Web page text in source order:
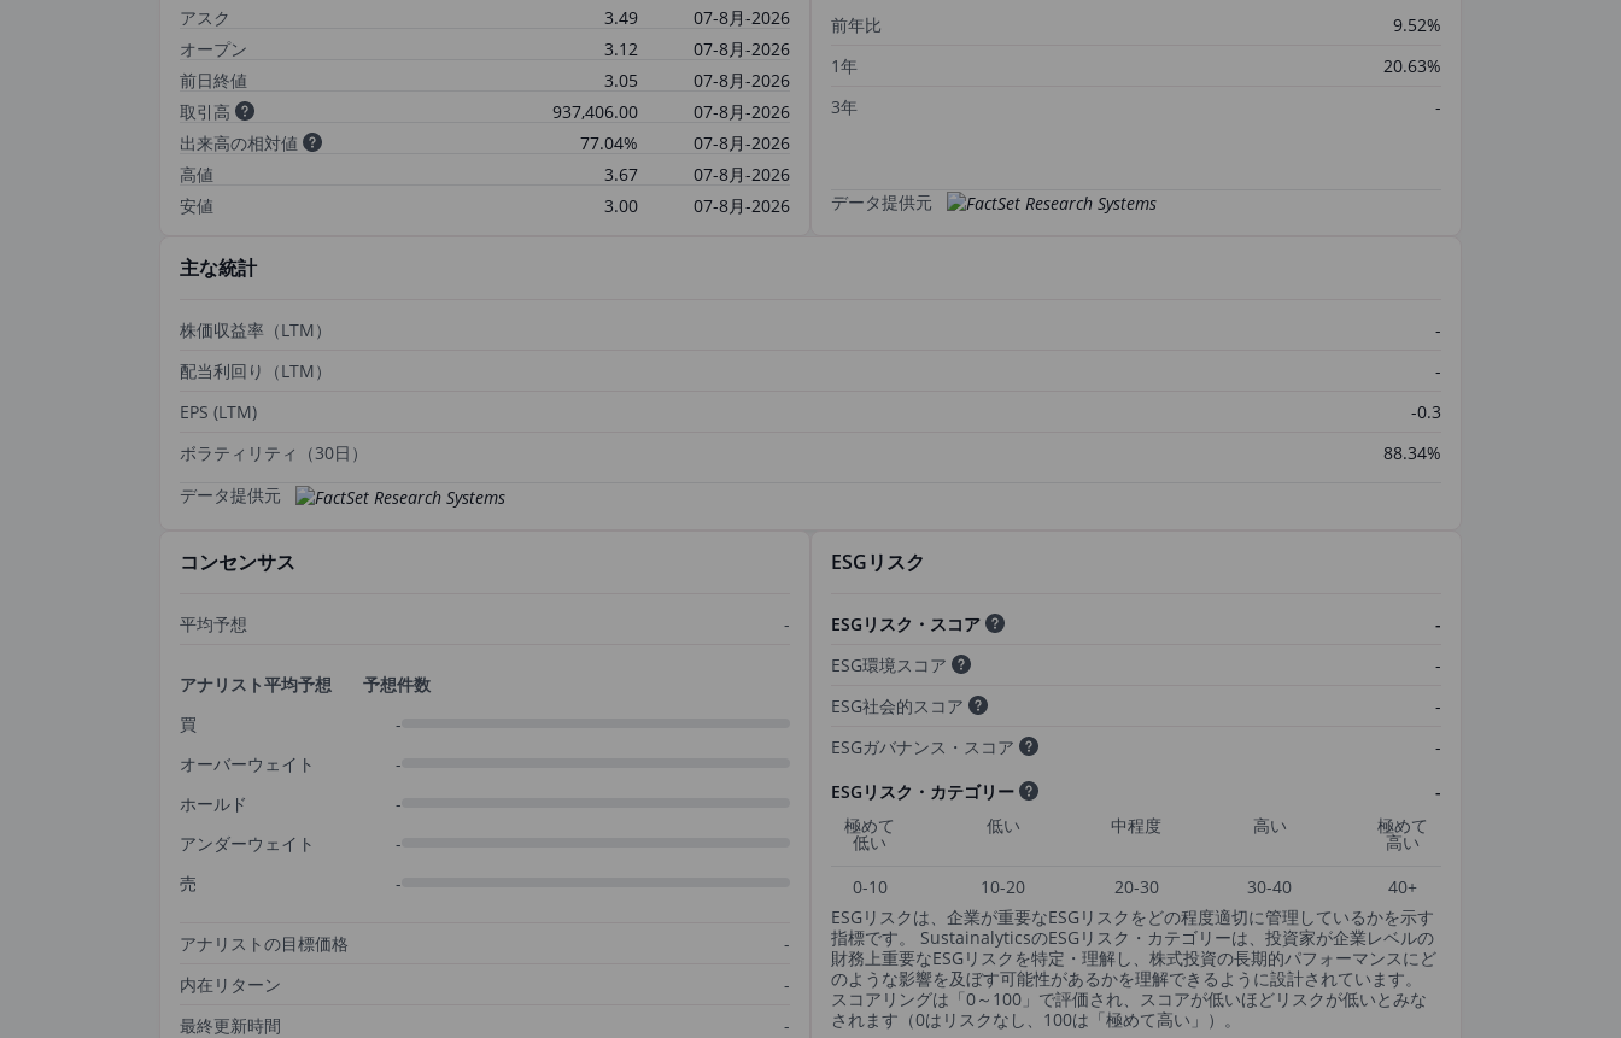
アスク
3.49
07-8月-2026
オープン
3.12
07-8月-2026
前日終値
3.05
07-8月-2026
取引高
937,406.00
07-8月-2026
出来高の相対値
77.04%
07-8月-2026
高値
3.67
07-8月-2026
安値
3.00 07-8月-2026
前年比
9.52%
1年
20.63%
3年
-
データ提供元
主な統計
株価収益率（LTM）
-
配当利回り（LTM）
-
EPS (LTM)
-0.3
ボラティリティ（30日）
88.34%
データ提供元
コンセンサス
平均予想 -
アナリスト平均予想
予想件数
買
-
オーバーウェイト
-
ホールド
-
アンダーウェイト
-
売
-
アナリストの目標価格
-
内在リターン
-
最終更新時間
-
ESGリスク
ESGリスク・スコア
-
ESG環境スコア
-
ESG社会的スコア
-
ESGガバナンス・スコア
-
ESGリスク・カテゴリー
-
極めて
低い
低い 中程度 高い 極めて
高い
0-10
10-20 20-30 30-40
40+
ESGリスクは、企業が重要なESGリスクをどの程度適切に管理しているかを示す
指標です。 SustainalyticsのESGリスク・カテゴリーは、投資家が企業レベルの
財務上重要なESGリスクを特定・理解し、株式投資の長期的パフォーマンスにど
のような影響を及ぼす可能性があるかを理解できるように設計されています。
スコアリングは「0～100」で評価され、スコアが低いほどリスクが低いとみな
されます（0はリスクなし、100は「極めて高い」）。